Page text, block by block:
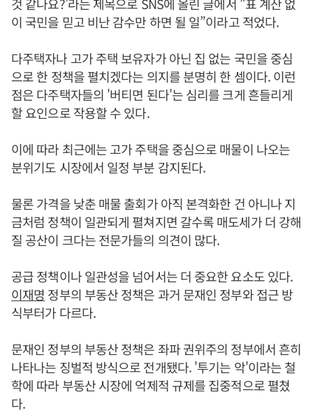
이 국민을 믿고 비난 감수만 하면 될 일”이라고 적었다.
다주택자나 고가 주택 보유자가 아닌 집 없는 국민을 중심
으로 한 정책을 펼치겠다는 의지를 분명히 한 셈이다. 이런
점은 다주택자들의 '버티면 된다'는 심리를 크게 흔들리게
할 요인으로 작용할 수 있다.
이에 따라 최근에는 고가 주택을 중심으로 매물이 나오는
분위기도 시장에서 일정 부분 감지된다.
물론 가격을 낮춘 매물 출회가 아직 본격화한 건 아니나 지
금처럼 정책이 일관되게 펼쳐지면 갈수록 매도세가 더 강해
질 공산이 크다는 전문가들의 의견이 많다.
공급 정책이나 일관성을 넘어서는 더 중요한 요소도 있다.
이재명 정부의 부동산 정책은 과거 문재인 정부와 접근 방
식부터가 다르다.
문재인 정부의 부동산 정책은 좌파 권위주의 정부에서 흔히
나타나는 징벌적 방식으로 전개됐다. '투기는 악'이라는 철
학에 따라 부동산 시장에 억제적 규제를 집중적으로 펼쳤
다.